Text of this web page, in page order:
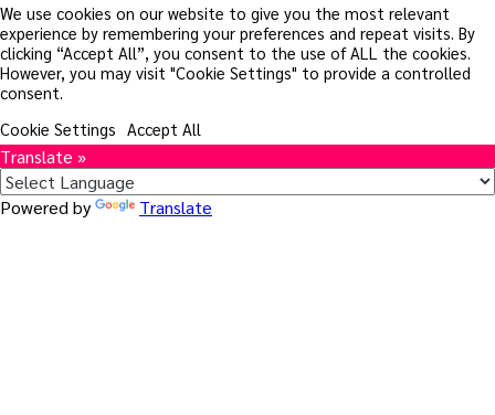
We use cookies on our website to give you the most relevant
experience by remembering your preferences and repeat visits. By
clicking “Accept All”, you consent to the use of ALL the cookies.
However, you may visit "Cookie Settings" to provide a controlled
consent.
Cookie Settings
Accept All
Translate »
Powered by Translate